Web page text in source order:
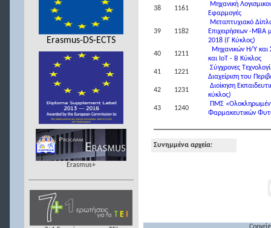
Erasmus-DS-ECTS
Erasmus+
38
1161
Μηχανική
Εφαρμογές
39 1182
Μεταπτυχιακό
Επιχειρήσεων -MBA
2018 (Γ Κύκλος)
40
1211
Μηχανικών Η/Υ
και ΙοΤ - Β Κύκλος
41
1221
Σύγχρονες
Διαχείριση του
42
1231
Διοίκηση
κύκλος)
43
1240
ΠΜΣ
Φαρμακευτικών
Συνημμένα αρχεία: